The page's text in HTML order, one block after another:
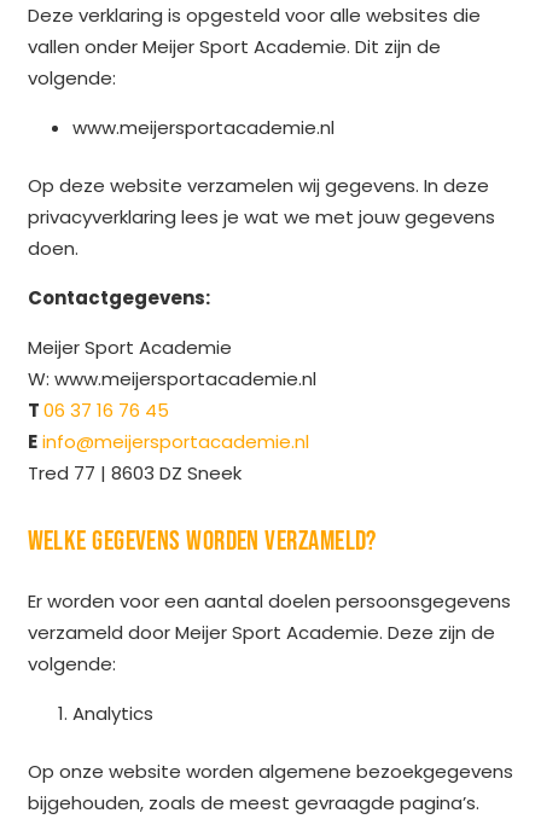
Deze verklaring is opgesteld voor alle websites die
vallen onder Meijer Sport Academie. Dit zijn de
volgende:
www.meijersportacademie.nl
Op deze website verzamelen wij gegevens. In deze
privacyverklaring lees je wat we met jouw gegevens
doen.
Contactgegevens:
Meijer Sport Academie
W: www.meijersportacademie.nl
T06 37 16 76 45
E info@meijersportacademie.nl
Tred 77 | 8603 DZ Sneek
WELKE GEGEVENS WORDEN VERZAMELD?
Er worden voor een aantal doelen persoonsgegevens
verzameld door Meijer Sport Academie. Deze zijn de
volgende:
Analytics
Op onze website worden algemene bezoekgegevens
bijgehouden, zoals de meest gevraagde pagina’s.